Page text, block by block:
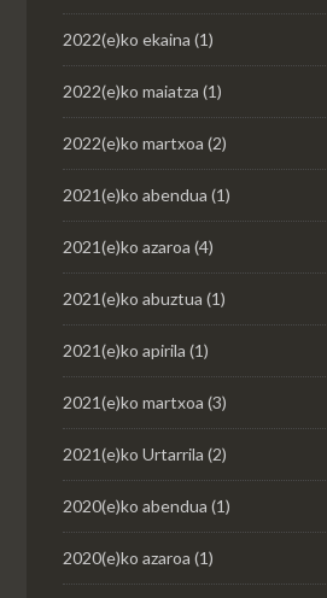
2022(e)ko ekaina (1)
2022(e)ko maiatza (1)
2022(e)ko martxoa (2)
2021(e)ko abendua (1)
2021(e)ko azaroa (4)
2021(e)ko abuztua (1)
2021(e)ko apirila (1)
2021(e)ko martxoa (3)
2021(e)ko Urtarrila (2)
2020(e)ko abendua (1)
2020(e)ko azaroa (1)